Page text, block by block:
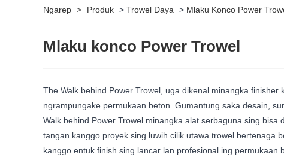
Ngarep > Produk > Trowel Daya > Mlaku Konco Power
Mlaku konco Power Trowel
The Walk behind Power Trowel, uga dikenal minangka
ngrampungake permukaan beton. Gumantung saka desain,
Walk behind Power Trowel minangka alat serbaguna sing
tangan kanggo proyek sing luwih cilik utawa trowel bertenaga
kanggo entuk finish sing lancar lan profesional ing